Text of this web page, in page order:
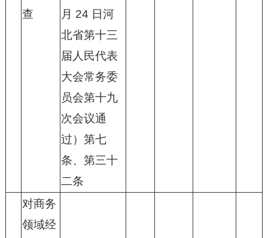
查
月 24 日河
北省第十三
届人民代表
大会常务委
员会第十九
次会议通
过）第七
条、第三十
二条
对商务
领域经